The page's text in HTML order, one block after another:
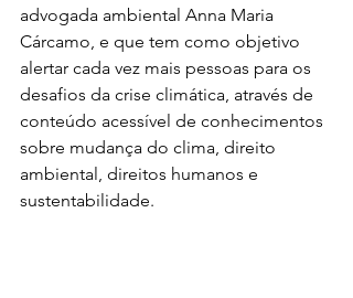
advogada ambiental Anna Maria
Cárcamo, e que tem como objetivo
alertar cada vez mais pessoas para os
desafios da crise climática, através de
conteúdo acessível de conhecimentos
sobre mudança do clima, direito
ambiental, direitos humanos e
sustentabilidade.